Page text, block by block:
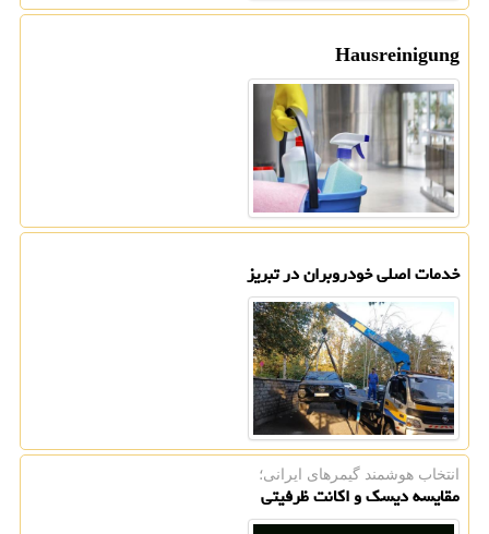
Hausreinigung
خدمات اصلی خودروبران در تبریز
انتخاب هوشمند گیمرهای ایرانی؛
مقایسه دیسک و اکانت ظرفیتی